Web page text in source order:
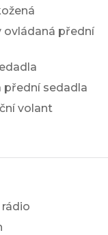
ovládaná přední
přední sedadla
volant